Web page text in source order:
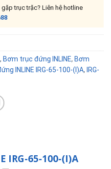
trục trặc? Liên hệ hotline
, Bơm trục đứng INLINE, Bơm
INLINE IRG-65-100-(I)A, IRG-
IRG-65-100-(I)A